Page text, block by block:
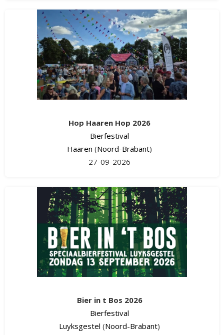
Hop Haaren Hop 2026
Bierfestival
Haaren (Noord-Brabant)
27-09-2026
Bier in t Bos 2026
Bierfestival
Luyksgestel (Noord-Brabant)